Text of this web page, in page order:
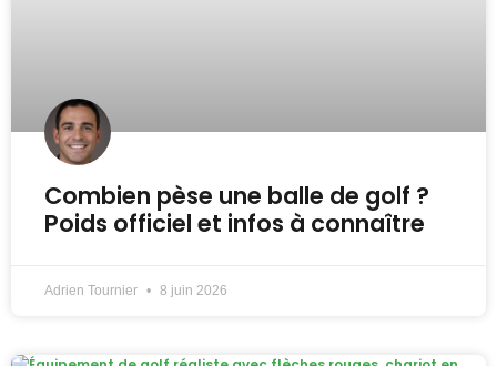
Combien pèse une balle de golf ?
Poids officiel et infos à connaître
Adrien Tournier 8 juin 2026